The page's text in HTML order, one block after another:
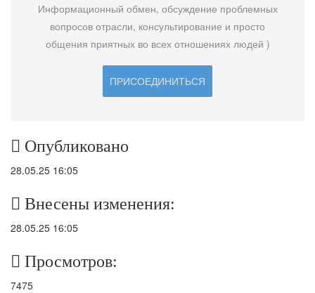
Информационный обмен, обсуждение проблемных
вопросов отрасли, консультирование и просто
общения приятных во всех отношениях людей )
ПРИСОЕДИНИТЬСЯ
Опубликовано
28.05.25 16:05
Внесены изменения:
28.05.25 16:05
Просмотров:
7475